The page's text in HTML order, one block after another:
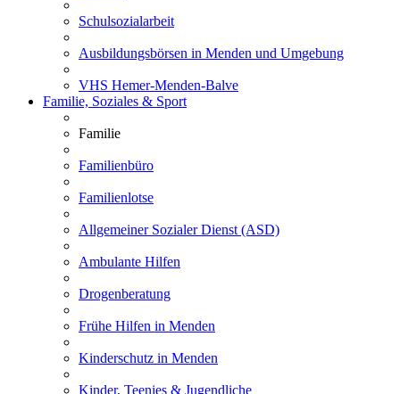
Schulsozialarbeit
Ausbildungsbörsen in Menden und Umgebung
VHS Hemer-Menden-Balve
Familie, Soziales & Sport
Familie
Familienbüro
Familienlotse
Allgemeiner Sozialer Dienst (ASD)
Ambulante Hilfen
Drogenberatung
Frühe Hilfen in Menden
Kinderschutz in Menden
Kinder, Teenies & Jugendliche